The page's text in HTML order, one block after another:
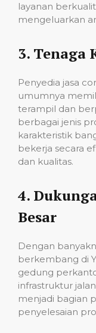
layanan
mengeluarkan
3. Tenaga
Penyedia jasa
umumnya
terampil dan
berbagai jenis
karakteristik
bekerja secara
dan kualitas.
4.
Besar
Dengan
berkembang di
gedung
infrastruktur
menjadi bagian
penyelesaian